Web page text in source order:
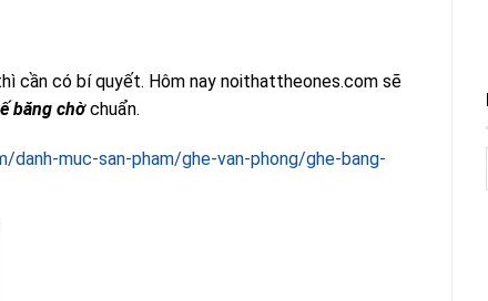
cần có bí quyết. Hôm nay noithattheones.com sẽ
băng chờchuẩn.
muc-san-pham/ghe-van-phong/ghe-bang-